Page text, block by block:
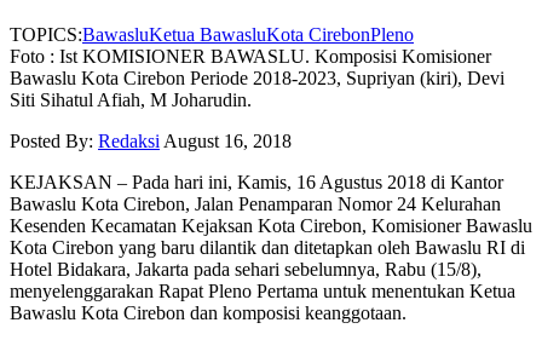
TOPICS:BawasluKetua BawasluKota CirebonPleno
Foto : Ist KOMISIONER BAWASLU. Komposisi Komisioner
Bawaslu Kota Cirebon Periode 2018-2023, Supriyan (kiri), Devi
Siti Sihatul Afiah, M Joharudin.
Posted By: Redaksi August 16, 2018
KEJAKSAN – Pada hari ini, Kamis, 16 Agustus 2018 di Kantor
Bawaslu Kota Cirebon, Jalan Penamparan Nomor 24 Kelurahan
Kesenden Kecamatan Kejaksan Kota Cirebon, Komisioner Bawaslu
Kota Cirebon yang baru dilantik dan ditetapkan oleh Bawaslu RI di
Hotel Bidakara, Jakarta pada sehari sebelumnya, Rabu (15/8),
menyelenggarakan Rapat Pleno Pertama untuk menentukan Ketua
Bawaslu Kota Cirebon dan komposisi keanggotaan.